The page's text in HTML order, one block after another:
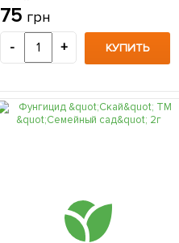
75 грн
- + КУПИТЬ